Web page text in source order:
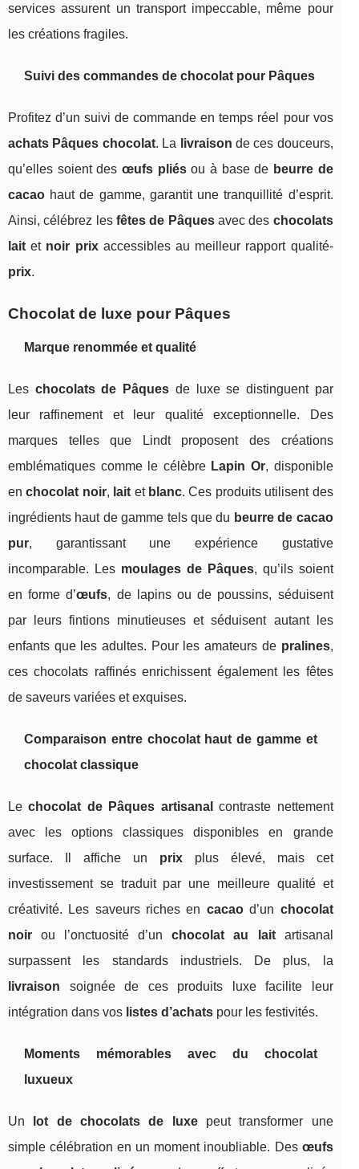
services assurent un transport impeccable, même pour
les créations fragiles.
Suivi des commandes de chocolat pour Pâques
Profitez d’un suivi de commande en temps réel pour vos
achats Pâques chocolat. La livraison de ces douceurs,
qu’elles soient des œufs pliésou à base de beurre de
cacao haut de gamme, garantit une tranquillité d’esprit.
Ainsi, célébrez les fêtes de Pâquesavec des chocolats
lait et noir prixaccessibles au meilleur rapport qualité-
prix.
Chocolat de luxe pour Pâques
Marque renommée et qualité
Les chocolats de Pâques de luxe se distinguent par
leur raffinement et leur qualité exceptionnelle. Des
marques telles que Lindt proposent des créations
emblématiques comme le célèbre Lapin Or, disponible
enchocolat noir, lait et blanc. Ces produits utilisent des
ingrédients haut de gamme tels que du beurre de cacao
pur, garantissant une expérience gustative
incomparable. Les moulages de Pâques, qu’ils soient
en forme d’œufs, de lapins ou de poussins, séduisent
par leurs fintions minutieuses et séduisent autant les
enfants que les adultes. Pour les amateurs de pralines,
ces chocolats raffinés enrichissent également les fêtes
de saveurs variées et exquises.
Comparaison entre chocolat haut de gamme et
chocolat classique
Lechocolat de Pâques artisanal
contraste nettement
avec les options classiques disponibles en grande
surface. Il affiche un prixplus élevé, mais cet
investissement se traduit par une meilleure qualité et
créativité. Les saveurs riches en cacaod’un chocolat
noir ou l’onctuosité d’unchocolat au laitartisanal
surpassent les standards industriels. De plus, la
livraison soignée de ces produits luxe facilite leur
intégration dans vos listes d’achats pour les festivités.
Moments mémorables avec du chocolat
luxueux
Un lot de chocolats de luxepeut transformer une
simple célébration en un moment inoubliable. Des œufs